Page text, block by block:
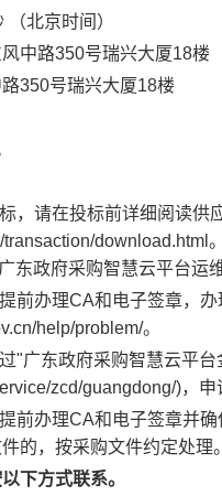
（北京时间）
中路350号瑞兴大厦18楼
350号瑞兴大厦18楼
，请在投标前详细阅读供
transaction/
东政府采购智慧云平台运
前办理CA和电子签章，
help/problem/。
"广东政府采购智慧云平
zcd/guangdong/)，
前办理CA和电子签章并
的，按采购文件约定处理
下方式联系。